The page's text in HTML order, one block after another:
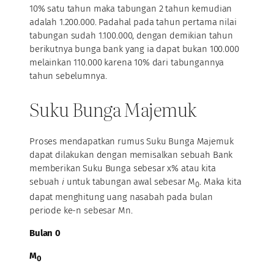
10% satu tahun maka tabungan 2 tahun kemudian
adalah 1.200.000. Padahal pada tahun pertama nilai
tabungan sudah 1.100.000, dengan demikian tahun
berikutnya bunga bank yang ia dapat bukan 100.000
melainkan 110.000 karena 10% dari tabungannya
tahun sebelumnya.
Suku Bunga Majemuk
Proses mendapatkan rumus Suku Bunga Majemuk
dapat dilakukan dengan memisalkan sebuah Bank
memberikan Suku Bunga sebesar x% atau kita
sebuah iuntuk tabungan awal sebesar M0. Maka kita
dapat menghitung uang nasabah pada bulan
periode ke-n sebesar Mn.
Bulan 0
M0